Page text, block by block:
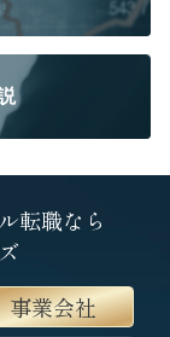
転職なら
事業会社